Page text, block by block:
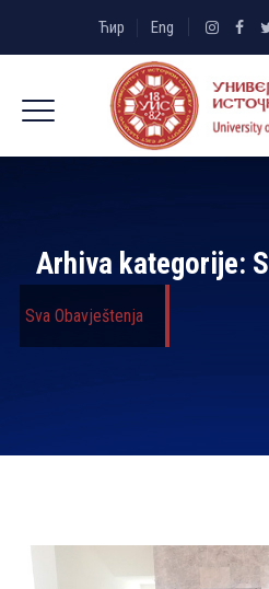
Ћир Eng
Arhiva kategorije:
Sva Obavještenja